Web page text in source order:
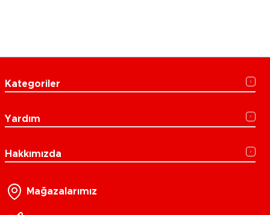
Kategoriler
Yardım
Hakkımızda
Mağazalarımız